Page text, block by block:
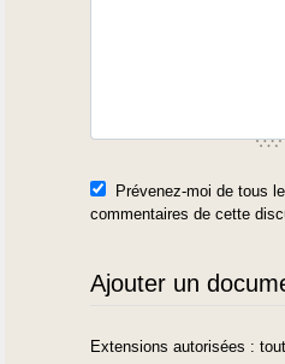
Prévenez-moi de tous
commentaires de cette
Ajouter un
Extensions autorisées :